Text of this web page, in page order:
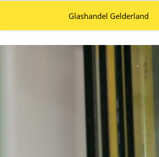
Glashandel Gelderland